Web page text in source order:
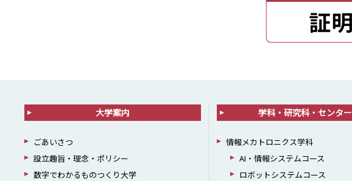
大学案内
ごあいさつ
設立趣旨・理念・ポリシー
数字でわかるものつくり大学
学科・研究科・センター
情報メカトロニクス学科
AI・情報システムコース
ロボットシステムコース